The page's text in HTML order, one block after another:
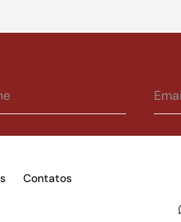
Contatos